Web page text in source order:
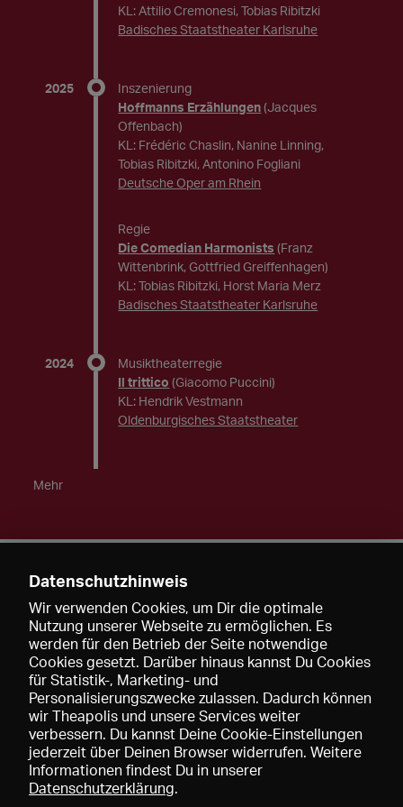
KL: Attilio Cremonesi, Tobias Ribitzki
Badisches Staatstheater Karlsruhe
2025
Inszenierung
Hoffmanns Erzählungen (Jacques
Offenbach)
KL: Frédéric Chaslin, Nanine Linning,
Tobias Ribitzki, Antonino Fogliani
Deutsche Oper am Rhein
Regie
Die Comedian Harmonists (Franz
Wittenbrink, Gottfried Greiffenhagen)
KL: Tobias Ribitzki, Horst Maria Merz
Badisches Staatstheater Karlsruhe
2024
Musiktheaterregie
Il trittico (Giacomo Puccini)
KL: Hendrik Vestmann
Oldenburgisches Staatstheater
Mehr
Kontakt
https://www.tobias-ribitzki.com/
info@tobias-ribitzki.com
Datenschutzhinweis
Wir verwenden Cookies, um Dir die optimale
Nutzung unserer Webseite zu ermöglichen. Es
werden für den Betrieb der Seite notwendige
Cookies gesetzt. Darüber hinaus kannst Du Cookies
für Statistik-, Marketing- und
Personalisierungszwecke zulassen. Dadurch können
wir Theapolis und unsere Services weiter
verbessern. Du kannst Deine Cookie-Einstellungen
jederzeit über Deinen Browser widerrufen. Weitere
Informationen findest Du in unserer
Datenschutzerklärung.